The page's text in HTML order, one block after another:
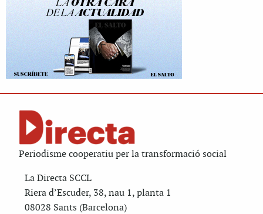
Periodisme cooperatiu per la transformació social
La Directa SCCL
Riera d’Escuder, 38, nau 1, planta 1
08028 Sants (Barcelona)